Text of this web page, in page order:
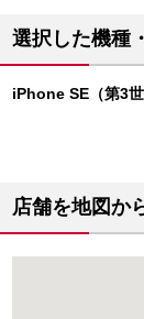
選択した機種
iPhone SE（第3
店舗を地図か